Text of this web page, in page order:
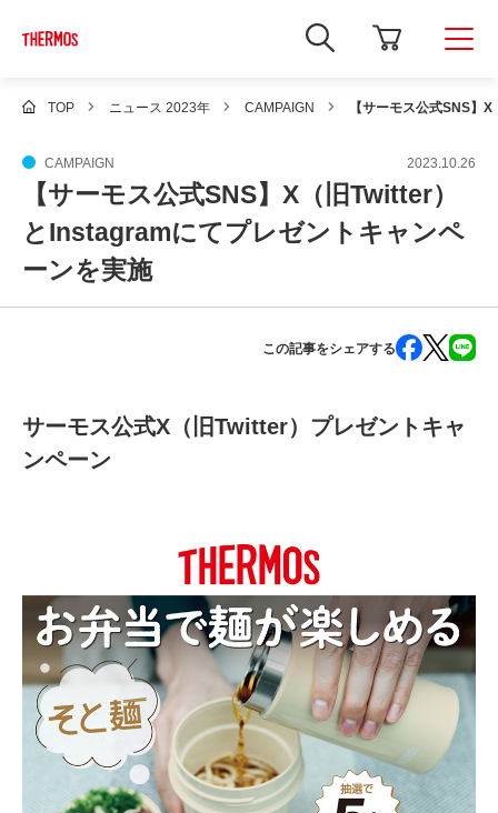
新
し
ィ
Google
サ
イ
ト
き
TOP ニュース 2023年 CAMPAIGN 【サーモス公式SNS】
CAMPAIGN 2023.10.26
【サーモス公式SNS】X（旧Twitter）
とInstagramにてプレゼントキャンペ
ーンを実施
この記事をシェアする
サーモス公式X（旧Twitter）プレゼントキャ
ンペーン